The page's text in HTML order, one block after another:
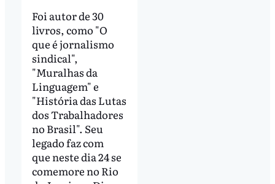
Foi autor de 30
livros, como "O
que é jornalismo
sindical",
"Muralhas da
Linguagem" e
"História das Lutas
dos Trabalhadores
no Brasil". Seu
legado faz com
que neste dia 24 se
comemore no Rio